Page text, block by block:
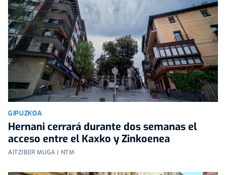
GIPUZKOA
Hernani cerrará durante dos semanas el
acceso entre el Kaxko y Zinkoenea
AITZIBER MUGA | NTM